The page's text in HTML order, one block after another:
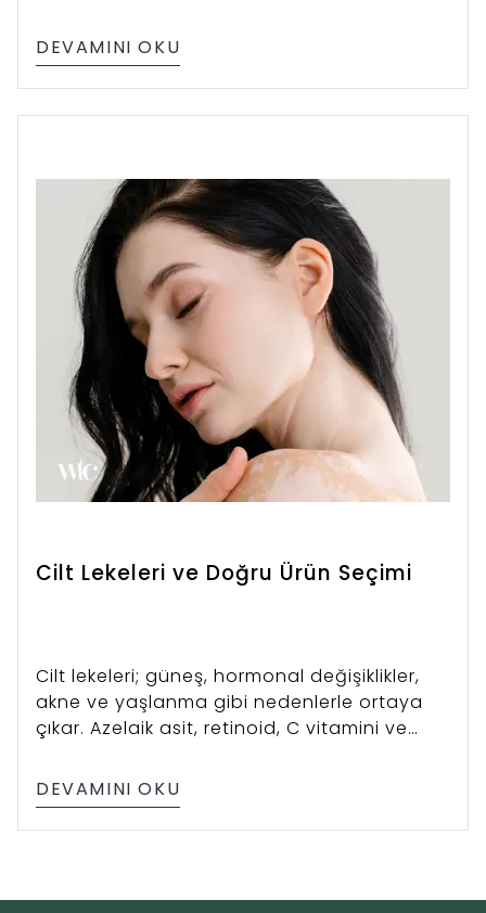
DEVAMINI OKU
Cilt Lekeleri ve Doğru Ürün Seçimi
Cilt lekeleri; güneş, hormonal değişiklikler,
akne ve yaşlanma gibi nedenlerle ortaya
çıkar. Azelaik asit, retinoid, C vitamini ve
azaltabilir, cildinizi daha eşit ve aydınlık
hale getirebilirsiniz.
DEVAMINI OKU